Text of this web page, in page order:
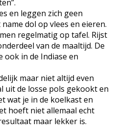
en leggen zich geen
dol op vlees en eieren.
regelmatig op tafel. Rijst
van de maaltijd. De
ook in de Indiase en
maar niet altijd even
uit de losse pols gekookt en
wat je in de koelkast en
hoeft niet allemaal echt
maar lekker is.